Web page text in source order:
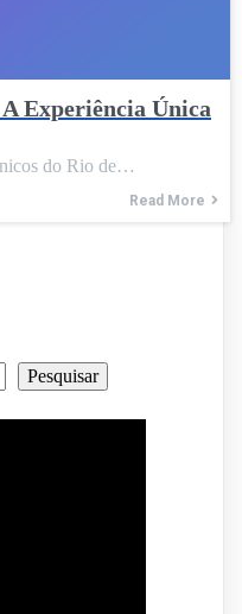
Experiência Única
do Rio de…
Read More
Pesquisar